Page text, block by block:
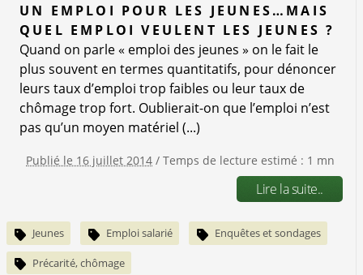
UN EMPLOI POUR LES JEUNES…MAIS
QUEL EMPLOI VEULENT LES JEUNES ?
Quand on parle « emploi des jeunes » on le fait le
plus souvent en termes quantitatifs, pour dénoncer
leurs taux d’emploi trop faibles ou leur taux de
chômage trop fort. Oublierait-on que l’emploi n’est
pas qu’un moyen matériel (...)
Publié le 16 juillet 2014 / Temps de lecture estimé : 1 mn
Lire la suite..
Jeunes Emploi salarié Enquêtes et sondages
Précarité, chômage